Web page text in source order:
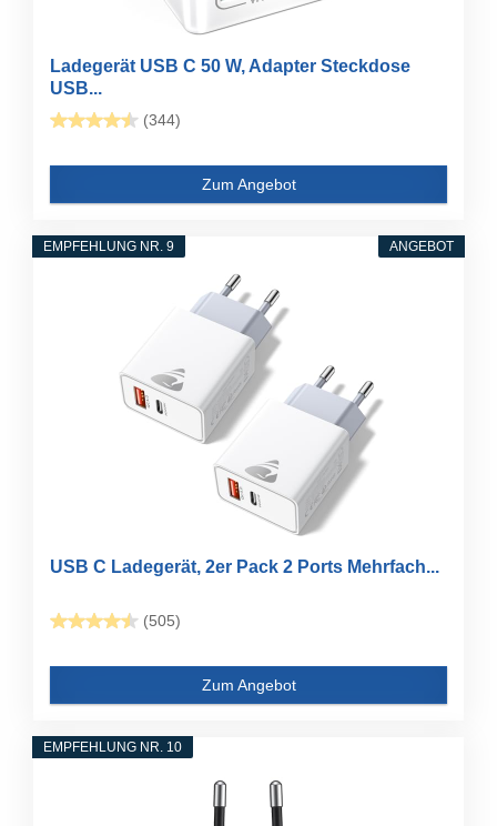
Ladegerät USB C 50 W, Adapter Steckdose
USB...
(344)
Zum Angebot
ANGEBOT
EMPFEHLUNG NR. 9
USB C Ladegerät, 2er Pack 2 Ports Mehrfach...
(505)
Zum Angebot
EMPFEHLUNG NR. 10